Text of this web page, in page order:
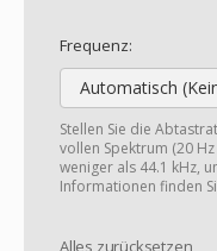
Frequenz:
Automatisch
Stellen Sie die
vollen Spektrum (20
weniger als 44.1 kHz,
Informationen finden
Alles zurücksetzen